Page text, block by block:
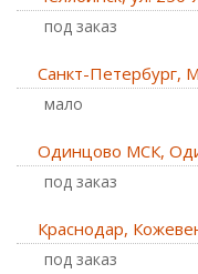
Под заказ
Санкт-Петербург,
Мало
Одинцово МСК,
Под заказ
Краснодар,
Под заказ